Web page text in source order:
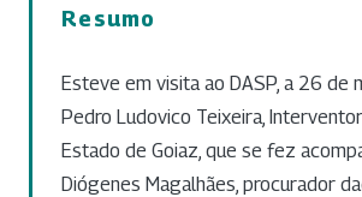
Resumo
Esteve em visita ao DASP, a 26 de
Pedro Ludovico Teixeira,
Estado de Goiaz, que se fez
Diógenes Magalhães, procurador